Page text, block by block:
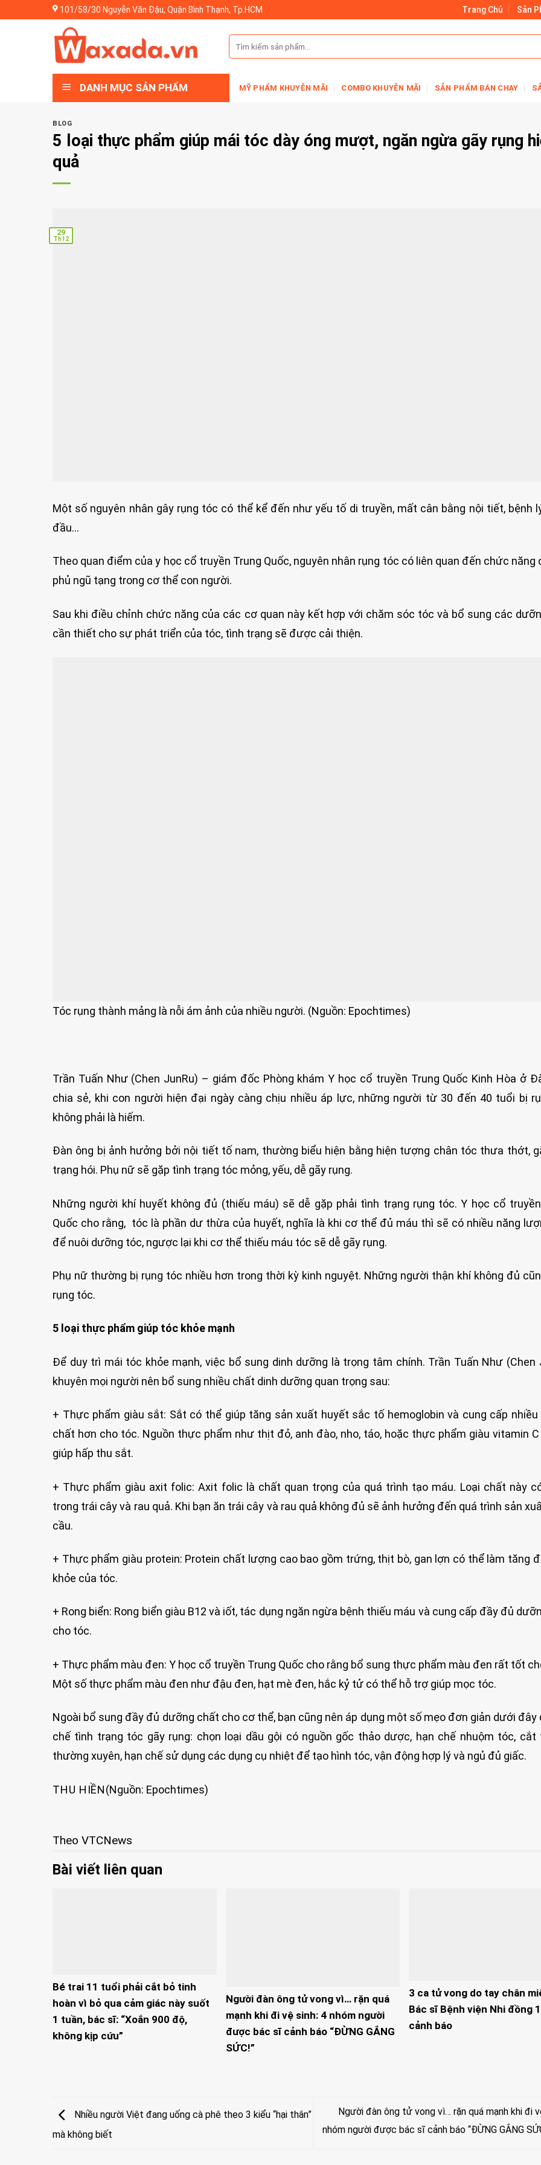
to
101/58/30 Nguyễn Văn Đậu, Quận Bình Thạnh, Tp.HCM Trang Chủ Sản
Tìm
kiếm:
DANH MỤC SẢN PHẨM MỸ PHẨM KHUYỄN MÃI COMBO KHUYỄN MÃI SẢN PHẨM BÁN CHẠY
BLOG
5 loại thực phẩm giúp mái tóc dày óng mượt, ngăn ngừa gãy rụng
quả
29
Th12
Một số nguyên nhân gây rụng tóc có thể kể đến như yếu tố di truyền, mất cân bằng nội tiết, bệnh
đầu…
Theo quan điểm của y học cổ truyền Trung Quốc, nguyên nhân rụng tóc có liên quan đến chức năng
phủ ngũ tạng trong cơ thể con người.
Sau khi điều chỉnh chức năng của các cơ quan này kết hợp với chăm sóc tóc và bổ sung các
cần thiết cho sự phát triển của tóc, tình trạng sẽ được cải thiện.
Tóc rụng thành mảng là nỗi ám ảnh của nhiều người. (Nguồn: Epochtimes)
Trần Tuấn Như (Chen JunRu) – giám đốc Phòng khám Y học cổ truyền Trung Quốc Kinh Hòa ở
chia sẻ, khi con người hiện đại ngày càng chịu nhiều áp lực, những người từ 30 đến 40 tuổi bị
không phải là hiếm.
Đàn ông bị ảnh hưởng bởi nội tiết tố nam, thường biểu hiện bằng hiện tượng chân tóc thưa thớt,
trạng hói. Phụ nữ sẽ gặp tình trạng tóc mỏng, yếu, dễ gãy rụng.
Những người khí huyết không đủ (thiếu máu) sẽ dễ gặp phải tình trạng rụng tóc. Y học cổ
Quốc cho rằng, tóc là phần dư thừa của huyết, nghĩa là khi cơ thể đủ máu thì sẽ có nhiều năng
để nuôi dưỡng tóc, ngược lại khi cơ thể thiếu máu tóc sẽ dễ gãy rụng.
Phụ nữ thường bị rụng tóc nhiều hơn trong thời kỳ kinh nguyệt. Những người thận khí không đủ
rụng tóc.
5 loại thực phẩm giúp tóc khỏe mạnh
Để duy trì mái tóc khỏe mạnh, việc bổ sung dinh dưỡng là trọng tâm chính. Trần Tuấn Như (Chen
khuyên mọi người nên bổ sung nhiều chất dinh dưỡng quan trọng sau:
+ Thực phẩm giàu sắt: Sắt có thể giúp tăng sản xuất huyết sắc tố hemoglobin và cung cấp
chất hơn cho tóc. Nguồn thực phẩm như thịt đỏ, anh đào, nho, táo, hoặc thực phẩm giàu vitamin
giúp hấp thu sắt.
+ Thực phẩm giàu axit folic: Axit folic là chất quan trọng của quá trình tạo máu. Loại chất này
trong trái cây và rau quả. Khi bạn ăn trái cây và rau quả không đủ sẽ ảnh hưởng đến quá trình sản
cầu.
+ Thực phẩm giàu protein: Protein chất lượng cao bao gồm trứng, thịt bò, gan lợn có thể làm tăng
khỏe của tóc.
+ Rong biển: Rong biển giàu B12 và iốt, tác dụng ngăn ngừa bệnh thiếu máu và cung cấp đầy đủ
cho tóc.
+ Thực phẩm màu đen: Y học cổ truyền Trung Quốc cho rằng bổ sung thực phẩm màu đen rất tốt
Một số thực phẩm màu đen như đậu đen, hạt mè đen, hắc kỷ tử có thể hỗ trợ giúp mọc tóc.
Ngoài bổ sung đầy đủ dưỡng chất cho cơ thể, bạn cũng nên áp dụng một số mẹo đơn giản dưới đây
chế tình trạng tóc gãy rụng: chọn loại dầu gội có nguồn gốc thảo dược, hạn chế nhuộm tóc,
thường xuyên, hạn chế sử dụng các dụng cụ nhiệt để tạo hình tóc, vận động hợp lý và ngủ đủ giấc.
THU HIỀN(Nguồn: Epochtimes)
Theo VTCNews
Bài viết liên quan
Bé trai 11 tuổi phải cắt bỏ tinh
hoàn vì bỏ qua cảm giác này suốt
1 tuần, bác sĩ: “Xoắn 900 độ,
không kịp cứu”
Người đàn ông tử vong vì… rặn quá
mạnh khi đi vệ sinh: 4 nhóm người
được bác sĩ cảnh báo “ĐỪNG GẮNG
SỨC!”
3 ca tử vong do tay chân
Bác sĩ Bệnh viện Nhi đồng
cảnh báo
Nhiều người Việt đang uống cà phê theo 3 kiểu “hại thân”
mà không biết
Người đàn ông tử vong vì… rặn quá mạnh khi đi
nhóm người được bác sĩ cảnh báo “ĐỪNG GẮNG